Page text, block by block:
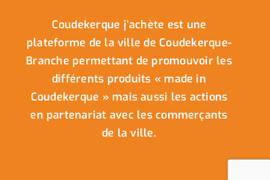
Coudekerque j’achète est une
plateforme de la ville de Coudekerque-
Branche permettant de promouvoir les
différents produits « made in
Coudekerque » mais aussi les actions
en partenariat avec les commerçants
de la ville.